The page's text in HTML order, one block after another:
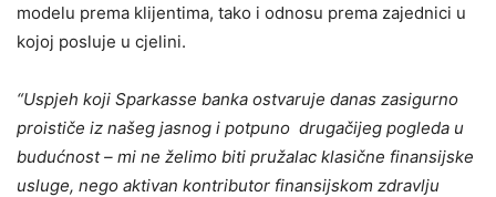
modelu prema klijentima, tako i odnosu prema zajednici u
kojoj posluje u cjelini.
“Uspjeh koji Sparkasse banka ostvaruje danas zasigurno
proističe iz našeg jasnog i potpuno drugačijeg pogleda u
budućnost – mi ne želimo biti pružalac klasične finansijske
usluge, nego aktivan kontributor finansijskom zdravlju